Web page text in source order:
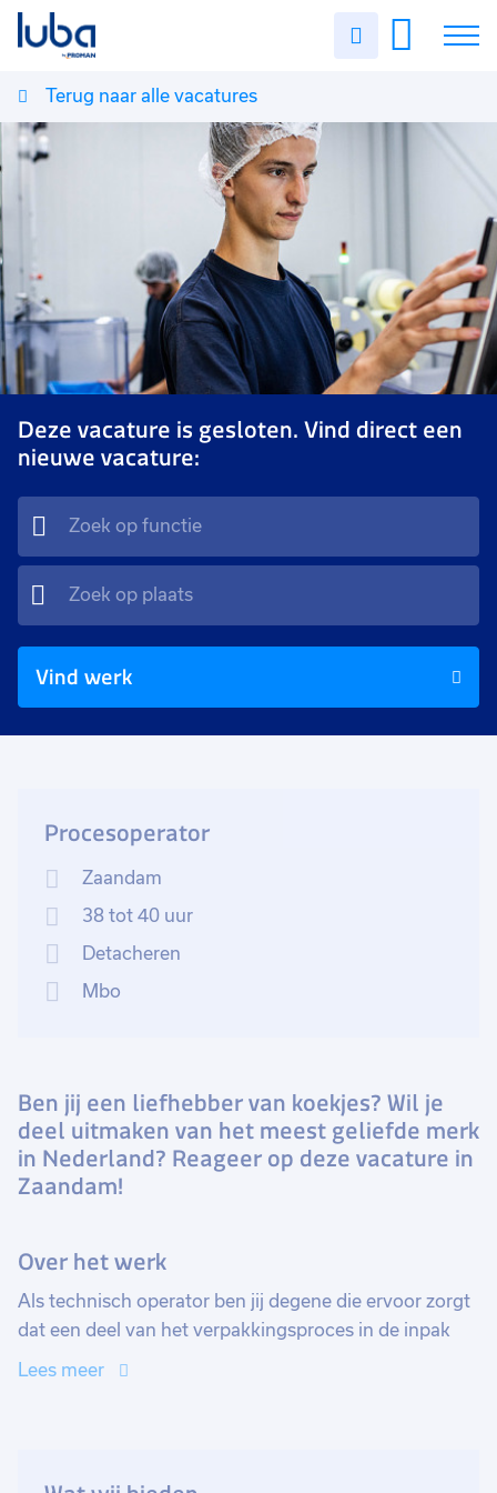
Uren
Vacatures
Over ons
Contact
Terug naar alle vacatures
Deze vacature is gesloten. Vind direct een
nieuwe vacature:
Vind werk
Procesoperator
Zaandam
38 tot 40 uur
Detacheren
Mbo
Ben jij een liefhebber van koekjes? Wil je
deel uitmaken van het meest geliefde merk
in Nederland? Reageer op deze vacature in
Zaandam!
Over het werk
Als technisch operator ben jij degene die ervoor zorgt
dat een deel van het verpakkingsproces in de inpak
area soepel verloopt. Jij zorgt ervoor dat alles volgens
Lees meer